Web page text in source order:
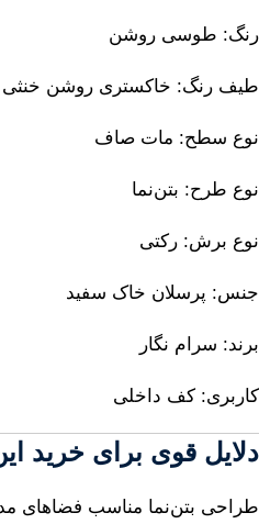
رنگ: طوسی روشن
طیف رنگ: خاکستری روشن خنثی
نوع سطح: مات صاف
نوع طرح: بتن‌نما
نوع برش: رکتی
جنس: پرسلان خاک سفید
برند: سرام نگار
کاربری: کف داخلی
دلایل قوی برای خرید
طراحی بتن‌نما مناسب فضاهای